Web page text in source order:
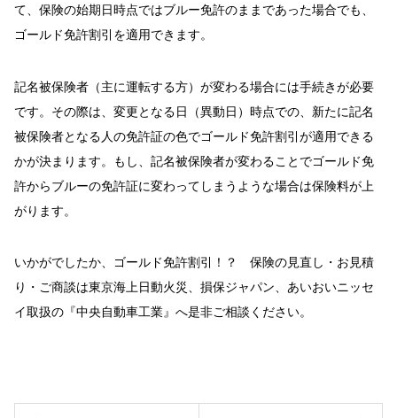
て、保険の始期日時点ではブルー免許のままであった場合でも、
ゴールド免許割引を適用できます。
記名被保険者（主に運転する方）が変わる場合には手続きが必要
です。その際は、変更となる日（異動日）時点での、新たに記名
被保険者となる人の免許証の色でゴールド免許割引が適用できる
かが決まります。もし、記名被保険者が変わることでゴールド免
許からブルーの免許証に変わってしまうような場合は保険料が上
がります。
いかがでしたか、ゴールド免許割引！？ 保険の見直し・お見積
り・ご商談は東京海上日動火災、損保ジャパン、あいおいニッセ
イ取扱の『中央自動車工業』へ是非ご相談ください。